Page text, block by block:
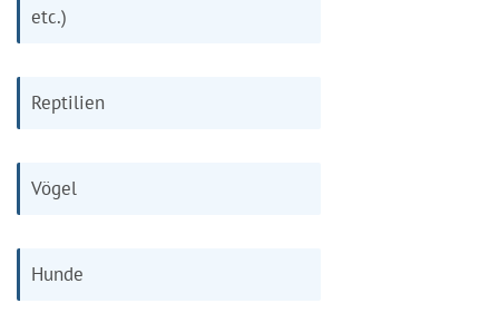
etc.)
Reptilien
Vögel
Hunde